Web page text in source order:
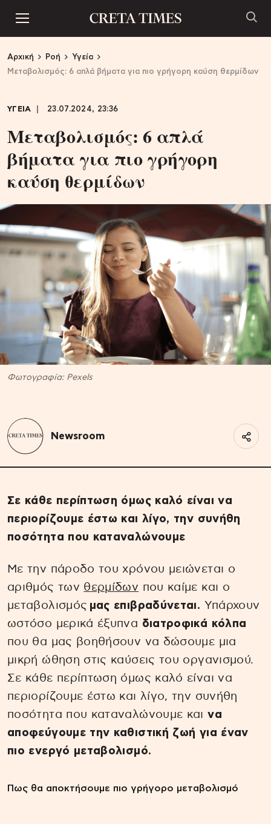
Αρχική Ροή
Υγεία
Μεταβολισμός: 6 απλά βήματα για πιο γρήγορη καύση θερμίδων
ΥΓΕΙΑ 23.07.2024, 23:36
Μεταβολισμός: 6 απλά
βήματα για πιο γρήγορη
καύση θερμίδων
Φωτογραφία: Pexels
Newsroom
Σε κάθε περίπτωση όμως καλό είναι να
περιορίζουμε έστω και λίγο, την συνήθη
ποσότητα που καταναλώνουμε
Με την πάροδο του χρόνου μειώνεται ο
αριθμός των θερμίδων που καίμε και ο
μεταβολισμός μας επιβραδύνεται. Υπάρχουν
ωστόσο μερικά έξυπνα διατροφικά κόλπα
που θα μας βοηθήσουν να δώσουμε μια
μικρή ώθηση στις καύσεις του οργανισμού.
Σε κάθε περίπτωση όμως καλό είναι να
περιορίζουμε έστω και λίγο, την συνήθη
ποσότητα που καταναλώνουμε και να
αποφεύγουμε την καθιστική ζωή για έναν
πιο ενεργό μεταβολισμό.
Πως θα αποκτήσουμε πιο γρήγορο μεταβολισμό